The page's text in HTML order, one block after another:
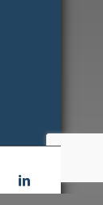
LinkedIn